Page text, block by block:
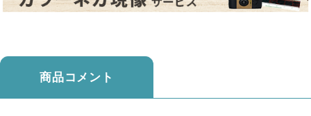
商品コメント